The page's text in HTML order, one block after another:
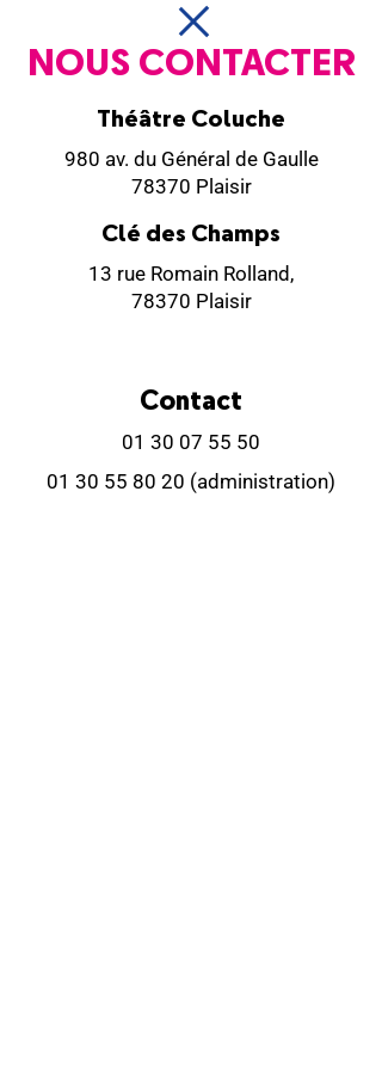
NOUS CONTACTER
Théâtre Coluche
980 av. du Général de Gaulle
78370 Plaisir
Clé des Champs
13 rue Romain Rolland,
78370 Plaisir
Contact
01 30 07 55 50
01 30 55 80 20 (administration)